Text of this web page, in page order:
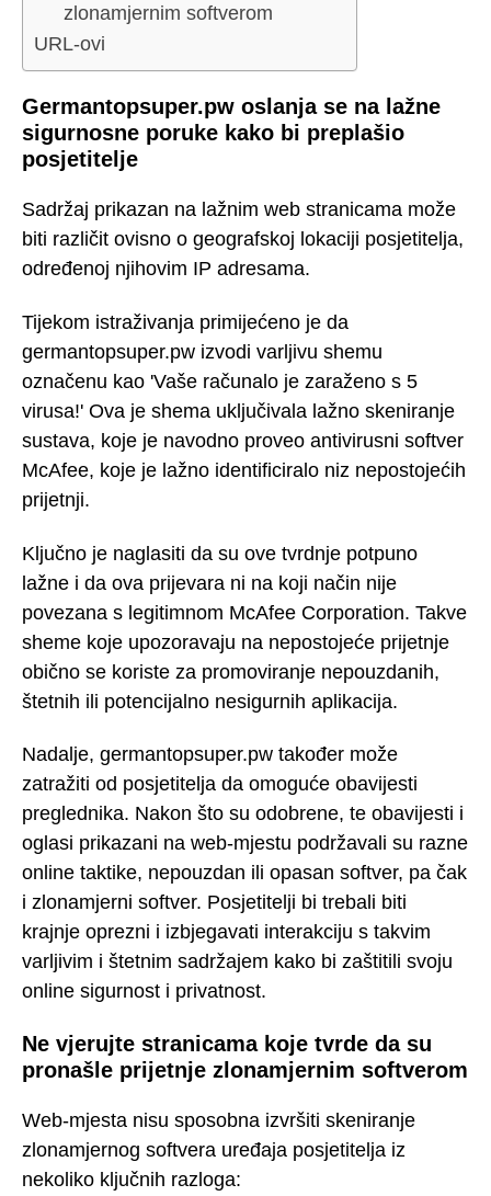
zlonamjernim softverom
URL-ovi
Germantopsuper.pw oslanja se na lažne
sigurnosne poruke kako bi preplašio
posjetitelje
Sadržaj prikazan na lažnim web stranicama može
biti različit ovisno o geografskoj lokaciji posjetitelja,
određenoj njihovim IP adresama.
Tijekom istraživanja primijećeno je da
germantopsuper.pw izvodi varljivu shemu
označenu kao 'Vaše računalo je zaraženo s 5
virusa!' Ova je shema uključivala lažno skeniranje
sustava, koje je navodno proveo antivirusni softver
McAfee, koje je lažno identificiralo niz nepostojećih
prijetnji.
Ključno je naglasiti da su ove tvrdnje potpuno
lažne i da ova prijevara ni na koji način nije
povezana s legitimnom McAfee Corporation. Takve
sheme koje upozoravaju na nepostojeće prijetnje
obično se koriste za promoviranje nepouzdanih,
štetnih ili potencijalno nesigurnih aplikacija.
Nadalje, germantopsuper.pw također može
zatražiti od posjetitelja da omoguće obavijesti
preglednika. Nakon što su odobrene, te obavijesti i
oglasi prikazani na web-mjestu podržavali su razne
online taktike, nepouzdan ili opasan softver, pa čak
i zlonamjerni softver. Posjetitelji bi trebali biti
krajnje oprezni i izbjegavati interakciju s takvim
varljivim i štetnim sadržajem kako bi zaštitili svoju
online sigurnost i privatnost.
Ne vjerujte stranicama koje tvrde da su
pronašle prijetnje zlonamjernim softverom
Web-mjesta nisu sposobna izvršiti skeniranje
zlonamjernog softvera uređaja posjetitelja iz
nekoliko ključnih razloga: